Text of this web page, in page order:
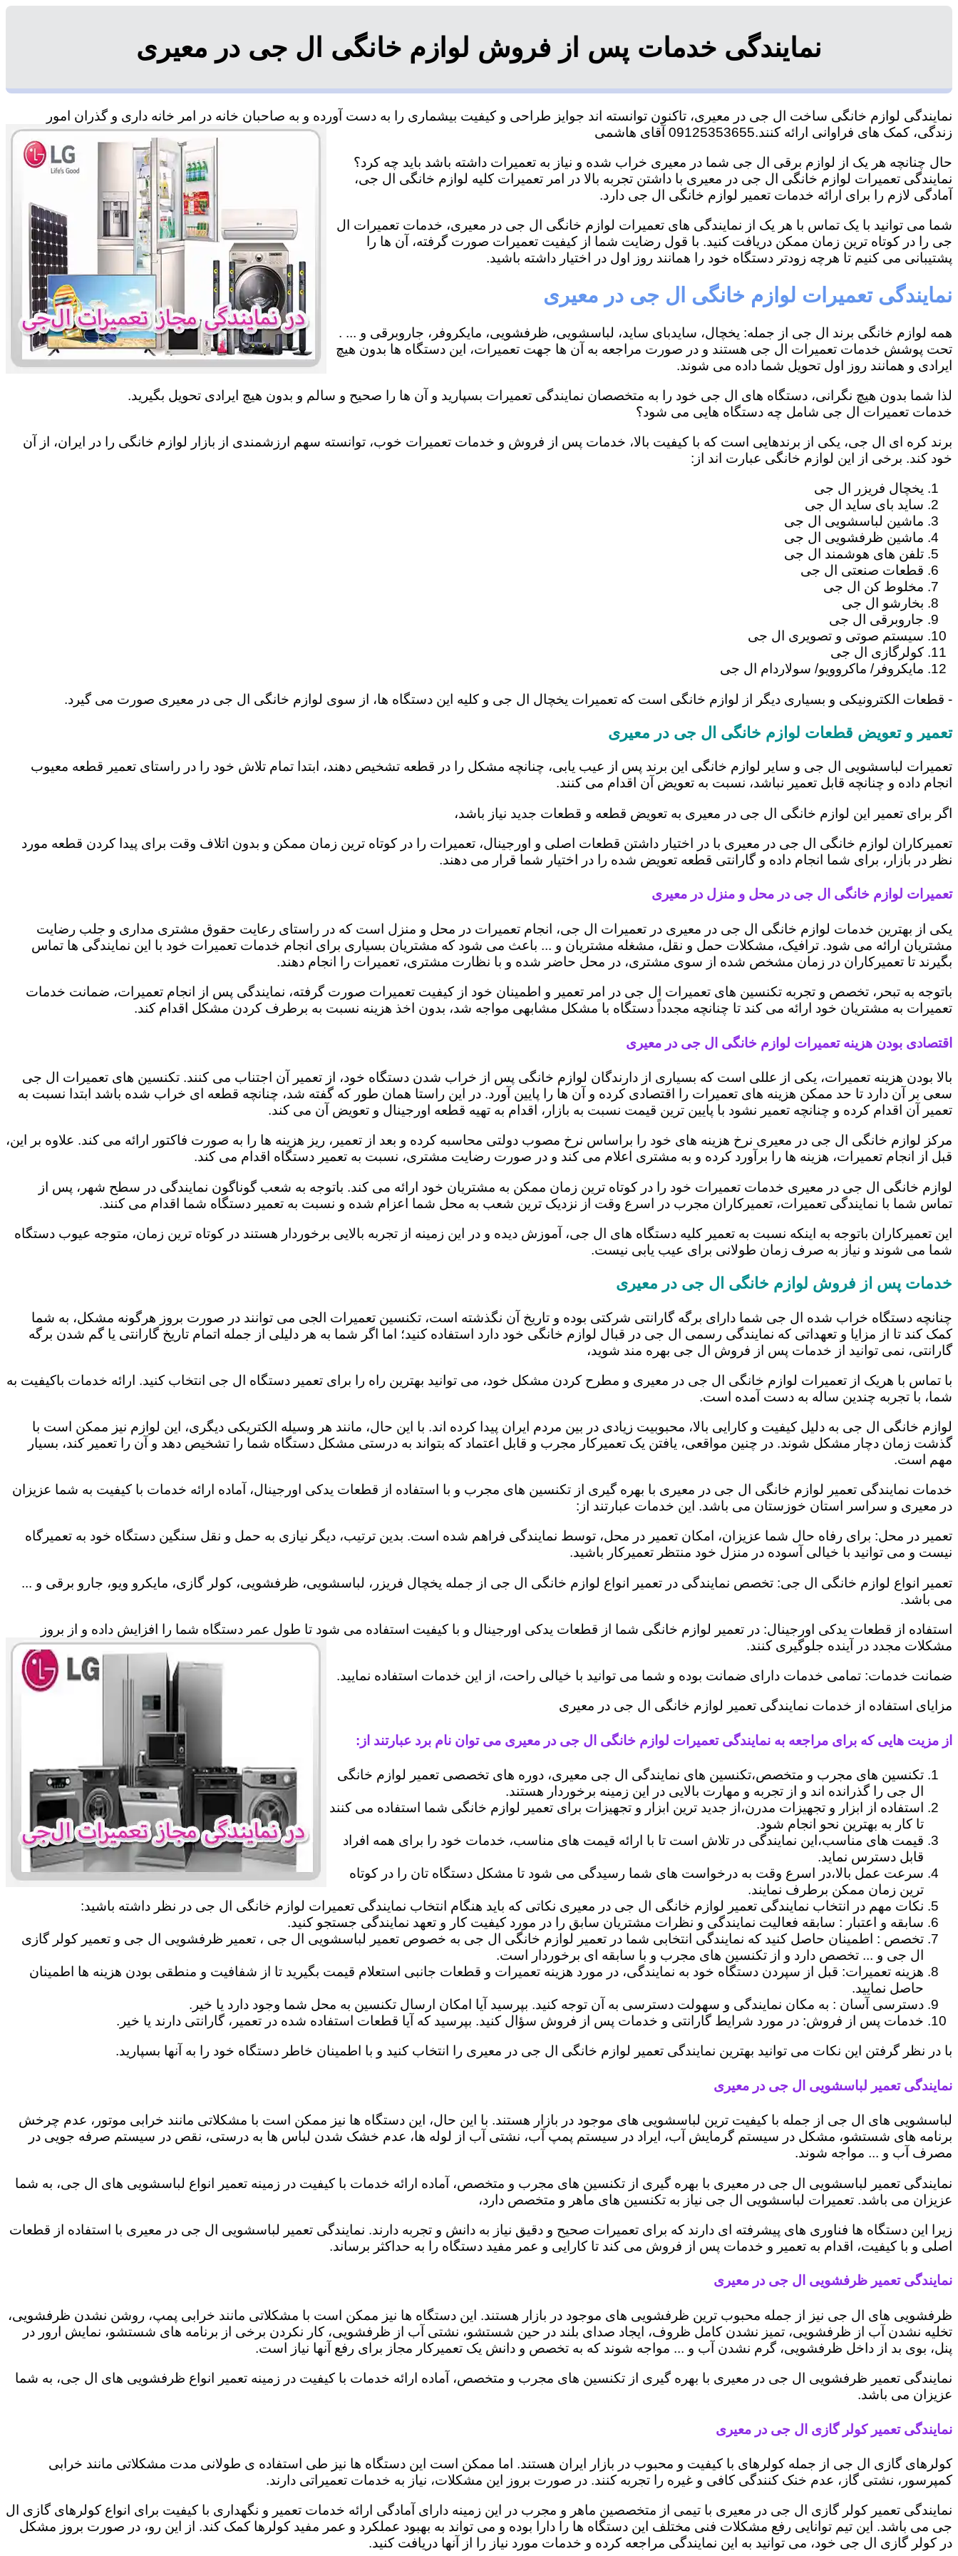
نمایندگی خدمات پس از فروش لوازم خانگی ال جی در معیری
نمایندگی لوازم خانگی ساخت ال جی در معیری، تاکنون توانسته اند جوایز طراحی و کیفیت بیشماری را به دست آورده و به صاحبان خانه در امر خانه داری و گذران امور
زندگی، کمک های فراوانی ارائه کنند.09125353655 آقای هاشمی
حال چنانچه هر یک از لوازم برقی ال جی شما در معیری خراب شده و نیاز به تعمیرات داشته باشد باید چه کرد؟
نمایندگی تعمیرات لوازم خانگی ال جی در معیری با داشتن تجربه بالا در امر تعمیرات کلیه لوازم خانگی ال جی،
آمادگی لازم را برای ارائه خدمات تعمیر لوازم خانگی ال جی دارد.
شما می توانید با یک تماس با هر یک از نمایندگی های تعمیرات لوازم خانگی ال جی در معیری، خدمات تعمیرات ال
جی را در کوتاه ترین زمان ممکن دریافت کنید. با قول رضایت شما از کیفیت تعمیرات صورت گرفته، آن ها را
پشتیبانی می کنیم تا هرچه زودتر دستگاه خود را همانند روز اول در اختیار داشته باشید.
نمایندگی تعمیرات لوازم خانگی ال جی در معیری
همه لوازم خانگی برند ال جی از جمله: یخچال، سایدبای ساید، لباسشویی، ظرفشویی، مایکروفر، جاروبرقی و ... .
تحت پوشش خدمات تعمیرات ال جی هستند و در صورت مراجعه به آن ها جهت تعمیرات، این دستگاه ها بدون هیچ
ایرادی و همانند روز اول تحویل شما داده می شوند.
لذا شما بدون هیچ نگرانی، دستگاه های ال جی خود را به متخصصان نمایندگی تعمیرات بسپارید و آن ها را صحیح و سالم و بدون هیچ ایرادی تحویل بگیرید.
خدمات تعمیرات ال جی شامل چه دستگاه هایی می شود؟
برند کره ای ال جی، یکی از برندهایی است که با کیفیت بالا، خدمات پس از فروش و خدمات تعمیرات خوب، توانسته سهم ارزشمندی از بازار لوازم خانگی را در ایران، از آن
خود کند. برخی از این لوازم خانگی عبارت اند از:
یخچال فریزر ال جی
ساید بای ساید ال جی
ماشین لباسشویی ال جی
ماشین ظرفشویی ال جی
تلفن های هوشمند ال جی
قطعات صنعتی ال جی
مخلوط کن ال جی
بخارشو ال جی
جاروبرقی ال جی
سیستم صوتی و تصویری ال جی
کولرگازی ال جی
مایکروفر/ ماکروویو/ سولاردام ال جی
- قطعات الکترونیکی و بسیاری دیگر از لوازم خانگی است که تعمیرات یخچال ال جی و کلیه این دستگاه ها، از سوی لوازم خانگی ال جی در معیری صورت می گیرد.
تعمیر و تعویض قطعات لوازم خانگی ال جی در معیری
تعمیرات لباسشویی ال جی و سایر لوازم خانگی این برند پس از عیب یابی، چنانچه مشکل را در قطعه تشخیص دهند، ابتدا تمام تلاش خود را در راستای تعمیر قطعه معیوب
انجام داده و چنانچه قابل تعمیر نباشد، نسبت به تعویض آن اقدام می کنند.
اگر برای تعمیر این لوازم خانگی ال جی در معیری به تعویض قطعه و قطعات جدید نیاز باشد،
تعمیرکاران لوازم خانگی ال جی در معیری با در اختیار داشتن قطعات اصلی و اورجینال، تعمیرات را در کوتاه ترین زمان ممکن و بدون اتلاف وقت برای پیدا کردن قطعه مورد
نظر در بازار، برای شما انجام داده و گارانتی قطعه تعویض شده را در اختیار شما قرار می دهند.
تعمیرات لوازم خانگی ال جی در محل و منزل در معیری
یکی از بهترین خدمات لوازم خانگی ال جی در معیری در تعمیرات ال جی، انجام تعمیرات در محل و منزل است که در راستای رعایت حقوق مشتری مداری و جلب رضایت
مشتریان ارائه می شود. ترافیک، مشکلات حمل و نقل، مشغله مشتریان و ... باعث می شود که مشتریان بسیاری برای انجام خدمات تعمیرات خود با این نمایندگی ها تماس
بگیرند تا تعمیرکاران در زمان مشخص شده از سوی مشتری، در محل حاضر شده و با نظارت مشتری، تعمیرات را انجام دهند.
باتوجه به تبحر، تخصص و تجربه تکنسین های تعمیرات ال جی در امر تعمیر و اطمینان خود از کیفیت تعمیرات صورت گرفته، نمایندگی پس از انجام تعمیرات، ضمانت خدمات
تعمیرات به مشتریان خود ارائه می کند تا چنانچه مجدداً دستگاه با مشکل مشابهی مواجه شد، بدون اخذ هزینه نسبت به برطرف کردن مشکل اقدام کند.
اقتصادی بودن هزینه تعمیرات لوازم خانگی ال جی در معیری
بالا بودن هزینه تعمیرات، یکی از عللی است که بسیاری از دارندگان لوازم خانگی پس از خراب شدن دستگاه خود، از تعمیر آن اجتناب می کنند. تکنسین های تعمیرات ال جی
سعی بر آن دارد تا حد ممکن هزینه های تعمیرات را اقتصادی کرده و آن ها را پایین آورد. در این راستا همان طور که گفته شد، چنانچه قطعه ای خراب شده باشد ابتدا نسبت به
تعمیر آن اقدام کرده و چنانچه تعمیر نشود با پایین ترین قیمت نسبت به بازار، اقدام به تهیه قطعه اورجینال و تعویض آن می کند.
مرکز لوازم خانگی ال جی در معیری نرخ هزینه های خود را براساس نرخ مصوب دولتی محاسبه کرده و بعد از تعمیر، ریز هزینه ها را به صورت فاکتور ارائه می کند. علاوه بر این،
قبل از انجام تعمیرات، هزینه ها را برآورد کرده و به مشتری اعلام می کند و در صورت رضایت مشتری، نسبت به تعمیر دستگاه اقدام می کند.
لوازم خانگی ال جی در معیری خدمات تعمیرات خود را در کوتاه ترین زمان ممکن به مشتریان خود ارائه می کند. باتوجه به شعب گوناگون نمایندگی در سطح شهر، پس از
تماس شما با نمایندگی تعمیرات، تعمیرکاران مجرب در اسرع وقت از نزدیک ترین شعب به محل شما اعزام شده و نسبت به تعمیر دستگاه شما اقدام می کنند.
این تعمیرکاران باتوجه به اینکه نسبت به تعمیر کلیه دستگاه های ال جی، آموزش دیده و در این زمینه از تجربه بالایی برخوردار هستند در کوتاه ترین زمان، متوجه عیوب دستگاه
شما می شوند و نیاز به صرف زمان طولانی برای عیب یابی نیست.
خدمات پس از فروش لوازم خانگی ال جی در معیری
چنانچه دستگاه خراب شده ال جی شما دارای برگه گارانتی شرکتی بوده و تاریخ آن نگذشته است، تکنسین تعمیرات الجی می توانند در صورت بروز هرگونه مشکل، به شما
کمک کند تا از مزایا و تعهداتی که نمایندگی رسمی ال جی در قبال لوازم خانگی خود دارد استفاده کنید؛ اما اگر شما به هر دلیلی از جمله اتمام تاریخ گارانتی یا گم شدن برگه
گارانتی، نمی توانید از خدمات پس از فروش ال جی بهره مند شوید،
با تماس با هریک از تعمیرات لوازم خانگی ال جی در معیری و مطرح کردن مشکل خود، می توانید بهترین راه را برای تعمیر دستگاه ال جی انتخاب کنید. ارائه خدمات باکیفیت به
شما، با تجربه چندین ساله به دست آمده است.
لوازم خانگی ال جی به دلیل کیفیت و کارایی بالا، محبوبیت زیادی در بین مردم ایران پیدا کرده اند. با این حال، مانند هر وسیله الکتریکی دیگری، این لوازم نیز ممکن است با
گذشت زمان دچار مشکل شوند. در چنین مواقعی، یافتن یک تعمیرکار مجرب و قابل اعتماد که بتواند به درستی مشکل دستگاه شما را تشخیص دهد و آن را تعمیر کند، بسیار
مهم است.
خدمات نمایندگی تعمیر لوازم خانگی ال جی در معیری با بهره گیری از تکنسین های مجرب و با استفاده از قطعات یدکی اورجینال، آماده ارائه خدمات با کیفیت به شما عزیزان
در معیری و سراسر استان خوزستان می باشد. این خدمات عبارتند از:
تعمیر در محل: برای رفاه حال شما عزیزان، امکان تعمیر در محل، توسط نمایندگی فراهم شده است. بدین ترتیب، دیگر نیازی به حمل و نقل سنگین دستگاه خود به تعمیرگاه
نیست و می توانید با خیالی آسوده در منزل خود منتظر تعمیرکار باشید.
تعمیر انواع لوازم خانگی ال جی: تخصص نمایندگی در تعمیر انواع لوازم خانگی ال جی از جمله یخچال فریزر، لباسشویی، ظرفشویی، کولر گازی، مایکرو ویو، جارو برقی و ...
می باشد.
استفاده از قطعات یدکی اورجینال: در تعمیر لوازم خانگی شما از قطعات یدکی اورجینال و با کیفیت استفاده می شود تا طول عمر دستگاه شما را افزایش داده و از بروز
مشکلات مجدد در آینده جلوگیری کنند.
ضمانت خدمات: تمامی خدمات دارای ضمانت بوده و شما می توانید با خیالی راحت، از این خدمات استفاده نمایید.
مزایای استفاده از خدمات نمایندگی تعمیر لوازم خانگی ال جی در معیری
از مزیت هایی که برای مراجعه به نمایندگی تعمیرات لوازم خانگی ال جی در معیری می توان نام برد عبارتند از:
تکنسین های مجرب و متخصص،تکنسین های نمایندگی ال جی معیری، دوره های تخصصی تعمیر لوازم خانگی
ال جی را گذرانده اند و از تجربه و مهارت بالایی در این زمینه برخوردار هستند.
استفاده از ابزار و تجهیزات مدرن،از جدید ترین ابزار و تجهیزات برای تعمیر لوازم خانگی شما استفاده می کنند
تا کار به بهترین نحو انجام شود.
قیمت های مناسب،این نمایندگی در تلاش است تا با ارائه قیمت های مناسب، خدمات خود را برای همه افراد
قابل دسترس نماید.
سرعت عمل بالا،در اسرع وقت به درخواست های شما رسیدگی می شود تا مشکل دستگاه تان را در کوتاه
ترین زمان ممکن برطرف نمایند.
نکات مهم در انتخاب نمایندگی تعمیر لوازم خانگی ال جی در معیری نکاتی که باید هنگام انتخاب نمایندگی تعمیرات لوازم خانگی ال جی در نظر داشته باشید:
سابقه و اعتبار : سابقه فعالیت نمایندگی و نظرات مشتریان سابق را در مورد کیفیت کار و تعهد نمایندگی جستجو کنید.
تخصص : اطمینان حاصل کنید که نمایندگی انتخابی شما در تعمیر لوازم خانگی ال جی به خصوص تعمیر لباسشویی ال جی ، تعمیر ظرفشویی ال جی و تعمیر کولر گازی
ال جی و ... تخصص دارد و از تکنسین های مجرب و با سابقه ای برخوردار است.
هزینه تعمیرات: قبل از سپردن دستگاه خود به نمایندگی، در مورد هزینه تعمیرات و قطعات جانبی استعلام قیمت بگیرید تا از شفافیت و منطقی بودن هزینه ها اطمینان
حاصل نمایید.
دسترسی آسان : به مکان نمایندگی و سهولت دسترسی به آن توجه کنید. بپرسید آیا امکان ارسال تکنسین به محل شما وجود دارد یا خیر.
خدمات پس از فروش: در مورد شرایط گارانتی و خدمات پس از فروش سؤال کنید. بپرسید که آیا قطعات استفاده شده در تعمیر، گارانتی دارند یا خیر.
با در نظر گرفتن این نکات می توانید بهترین نمایندگی تعمیر لوازم خانگی ال جی در معیری را انتخاب کنید و با اطمینان خاطر دستگاه خود را به آنها بسپارید.
نمایندگی تعمیر لباسشویی ال جی در معیری
لباسشویی های ال جی از جمله با کیفیت ترین لباسشویی های موجود در بازار هستند. با این حال، این دستگاه ها نیز ممکن است با مشکلاتی مانند خرابی موتور، عدم چرخش
برنامه های شستشو، مشکل در سیستم گرمایش آب، ایراد در سیستم پمپ آب، نشتی آب از لوله ها، عدم خشک شدن لباس ها به درستی، نقص در سیستم صرفه جویی در
مصرف آب و ... مواجه شوند.
نمایندگی تعمیر لباسشویی ال جی در معیری با بهره گیری از تکنسین های مجرب و متخصص، آماده ارائه خدمات با کیفیت در زمینه تعمیر انواع لباسشویی های ال جی، به شما
عزیزان می باشد. تعمیرات لباسشویی ال جی نیاز به تکنسین های ماهر و متخصص دارد،
زیرا این دستگاه ها فناوری های پیشرفته ای دارند که برای تعمیرات صحیح و دقیق نیاز به دانش و تجربه دارند. نمایندگی تعمیر لباسشویی ال جی در معیری با استفاده از قطعات
اصلی و با کیفیت، اقدام به تعمیر و خدمات پس از فروش می کند تا کارایی و عمر مفید دستگاه را به حداکثر برساند.
نمایندگی تعمیر ظرفشویی ال جی در معیری
ظرفشویی های ال جی نیز از جمله محبوب ترین ظرفشویی های موجود در بازار هستند. این دستگاه ها نیز ممکن است با مشکلاتی مانند خرابی پمپ، روشن نشدن ظرفشویی،
تخلیه نشدن آب از ظرفشویی، تمیز نشدن کامل ظروف، ایجاد صدای بلند در حین شستشو، نشتی آب از ظرفشویی، کار نکردن برخی از برنامه های شستشو، نمایش ارور در
پنل، بوی بد از داخل ظرفشویی، گرم نشدن آب و ... مواجه شوند که به تخصص و دانش یک تعمیرکار مجاز برای رفع آنها نیاز است.
نمایندگی تعمیر ظرفشویی ال جی در معیری با بهره گیری از تکنسین های مجرب و متخصص، آماده ارائه خدمات با کیفیت در زمینه تعمیر انواع ظرفشویی های ال جی، به شما
عزیزان می باشد.
نمایندگی تعمیر کولر گازی ال جی در معیری
کولرهای گازی ال جی از جمله کولرهای با کیفیت و محبوب در بازار ایران هستند. اما ممکن است این دستگاه ها نیز طی استفاده ی طولانی مدت مشکلاتی مانند خرابی
کمپرسور، نشتی گاز، عدم خنک کنندگی کافی و غیره را تجربه کنند. در صورت بروز این مشکلات، نیاز به خدمات تعمیراتی دارند.
نمایندگی تعمیر کولر گازی ال جی در معیری با تیمی از متخصصین ماهر و مجرب در این زمینه دارای آمادگی ارائه خدمات تعمیر و نگهداری با کیفیت برای انواع کولرهای گازی ال
جی می باشد. این تیم توانایی رفع مشکلات فنی مختلف این دستگاه ها را دارا بوده و می تواند به بهبود عملکرد و عمر مفید کولرها کمک کند. از این رو، در صورت بروز مشکل
در کولر گازی ال جی خود، می توانید به این نمایندگی مراجعه کرده و خدمات مورد نیاز را از آنها دریافت کنید.